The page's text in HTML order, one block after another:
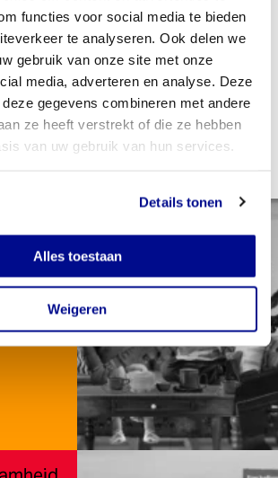
functies voor social media te bieden
te analyseren. Ook delen we
gebruik van onze site met onze
media, adverteren en analyse. Deze
gegevens combineren met andere
ze heeft verstrekt of die ze hebben
van uw gebruik van hun services.
Details tonen
Alles toestaan
Weigeren
Anjer Prijs 2023: Sterre van den Boogaard & Ruben
Witte Anjer Prijs 2024